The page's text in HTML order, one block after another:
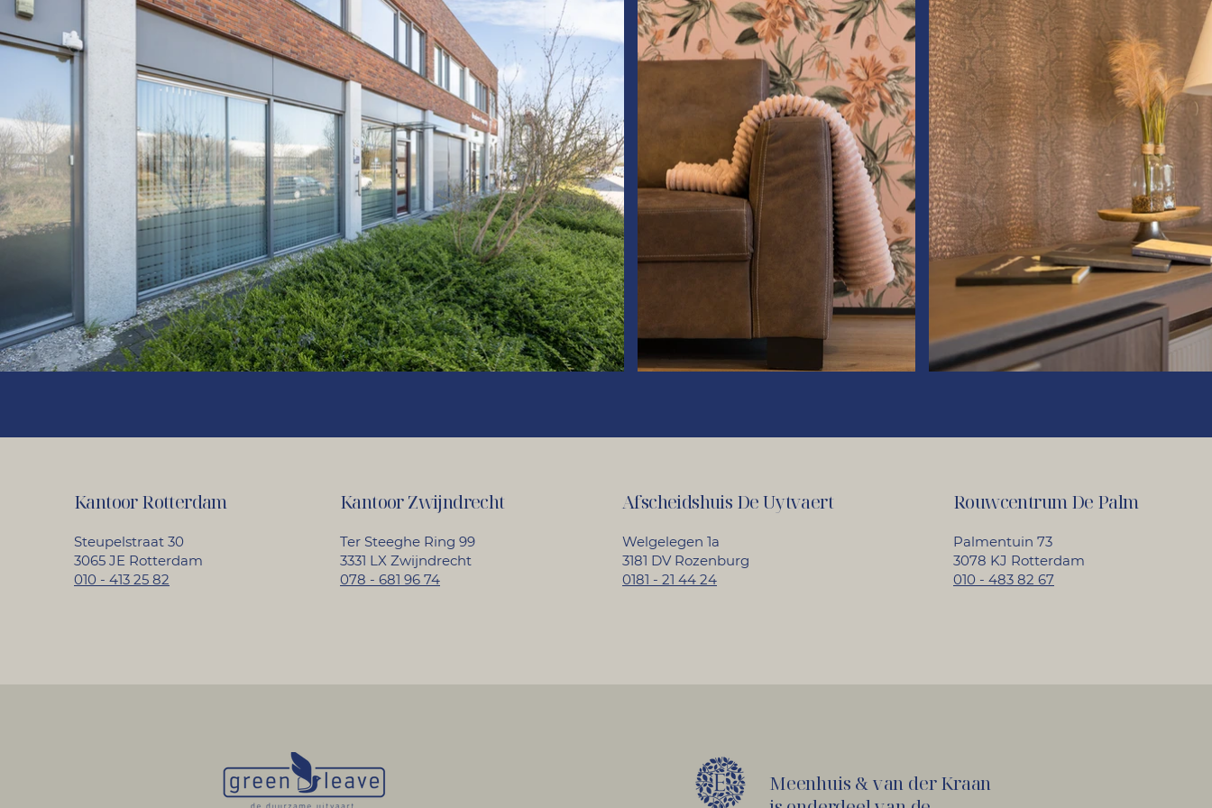
Kantoor Rotterdam
Steupelstraat 30
3065 JE Rotterdam
010 - 413 25 82
Kantoor Zwijndrecht
Ter Steeghe Ring 99
3331 LX Zwijndrecht
078 - 681 96 74
Afscheidshuis De Uytvaert
Welgelegen 1a
3181 DV Rozenburg
0181 - 21 44 24
Rouwcentrum De Palm
Palmentuin 73
3078 KJ Rotterdam
010 - 483 82 67
Meenhuis & van der Kraan